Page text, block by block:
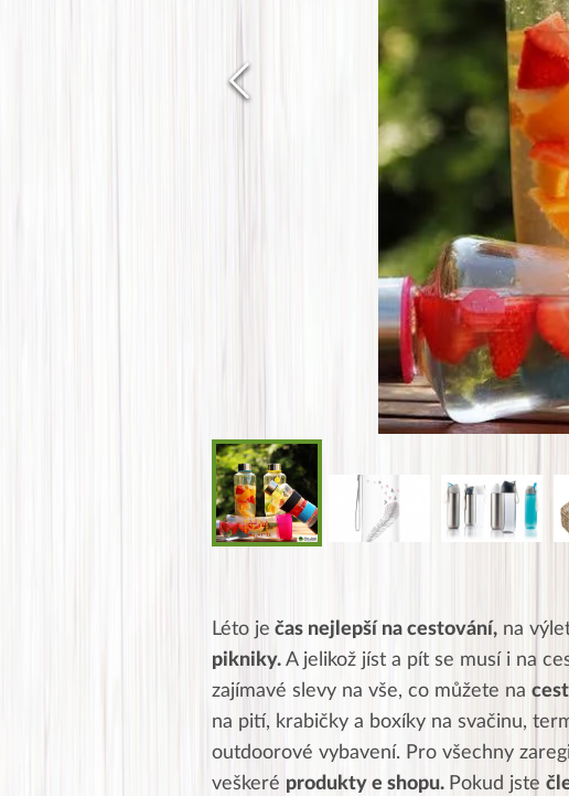
Léto je čas nejlepší na cestování, na
pikniky. A jelikož jíst a pít se musí i na
zajímavé slevy na vše, co můžete na
na pití, krabičky a boxíky na svačinu,
outdoorové vybavení. Pro všechny
veškeré produkty e shopu. Pokud jste